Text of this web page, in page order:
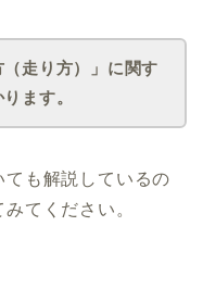
（走り方）」に関す
ます。
ても解説しているの
てください。